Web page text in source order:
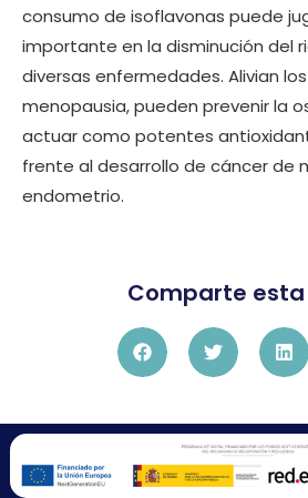
consumo de isoflavonas puede
importante en la disminución del
diversas enfermedades. Alivian
menopausia, pueden prevenir la
actuar como potentes
frente al desarrollo de cáncer de
endometrio.
Comparte